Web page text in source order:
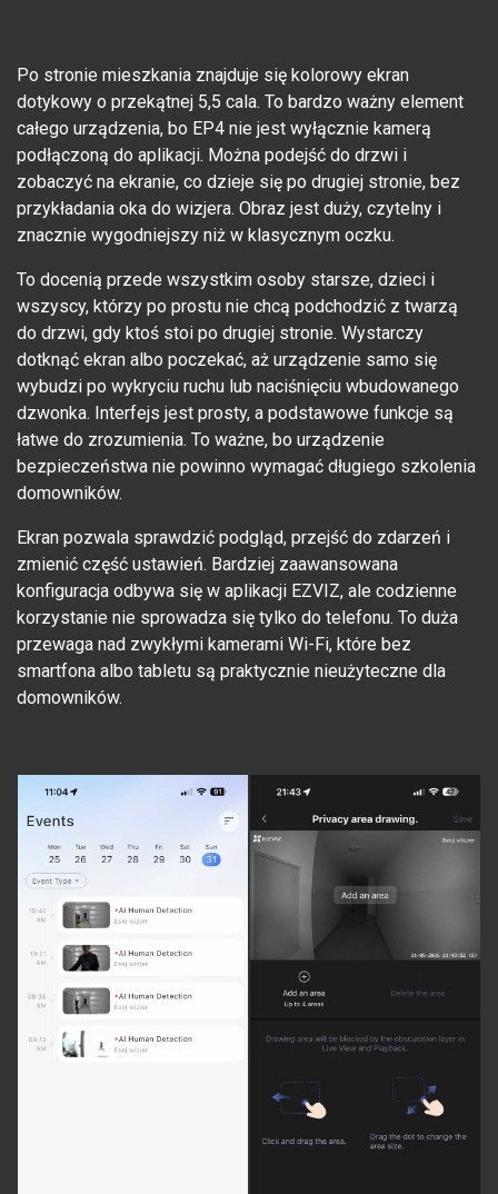
Po stronie mieszkania znajduje się kolorowy ekran
dotykowy o przekątnej 5,5 cala. To bardzo ważny element
całego urządzenia, bo EP4 nie jest wyłącznie kamerą
podłączoną do aplikacji. Można podejść do drzwi i
zobaczyć na ekranie, co dzieje się po drugiej stronie, bez
przykładania oka do wizjera. Obraz jest duży, czytelny i
znacznie wygodniejszy niż w klasycznym oczku.
To docenią przede wszystkim osoby starsze, dzieci i
wszyscy, którzy po prostu nie chcą podchodzić z twarzą
do drzwi, gdy ktoś stoi po drugiej stronie. Wystarczy
dotknąć ekran albo poczekać, aż urządzenie samo się
wybudzi po wykryciu ruchu lub naciśnięciu wbudowanego
dzwonka. Interfejs jest prosty, a podstawowe funkcje są
łatwe do zrozumienia. To ważne, bo urządzenie
bezpieczeństwa nie powinno wymagać długiego szkolenia
domowników.
Ekran pozwala sprawdzić podgląd, przejść do zdarzeń i
zmienić część ustawień. Bardziej zaawansowana
konfiguracja odbywa się w aplikacji EZVIZ, ale codzienne
korzystanie nie sprowadza się tylko do telefonu. To duża
przewaga nad zwykłymi kamerami Wi-Fi, które bez
smartfona albo tabletu są praktycznie nieużyteczne dla
domowników.